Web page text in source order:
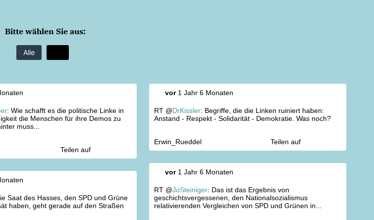
Bitte wählen Sie aus:
Alle
: Wie schafft es die politische Linke in
die Menschen für ihre Demos zu
muss...
Teilen auf
vor1 Jahr 6 Monaten
RT @DrKissler: Begriffe, die die Linken ruiniert haben:
Anstand - Respekt - Solidarität - Demokratie. Was noch?
Erwin_Rueddel Teilen auf
vor1 Jahr 6 Monaten
RT @JoSteiniger: Das ist das Ergebnis von
geschichtsvergessenen, den Nationalsozialismus
relativierenden Vergleichen von SPD und Grünen in...
Saat des Hasses, den SPD und Grüne
haben, geht gerade auf den Straßen